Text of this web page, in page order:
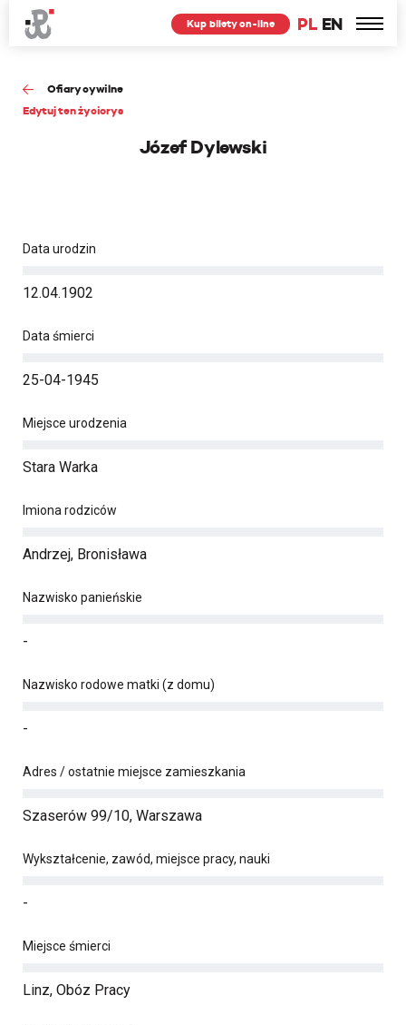
PL EN
Kup bilety on-line
Ofiary cywilne
Edytuj ten życiorys
Józef Dylewski
Data urodzin
12.04.1902
Data śmierci
25-04-1945
Miejsce urodzenia
Stara Warka
Imiona rodziców
Andrzej, Bronisława
Nazwisko panieńskie
-
Nazwisko rodowe matki (z domu)
-
Adres / ostatnie miejsce zamieszkania
Szaserów 99/10, Warszawa
Wykształcenie, zawód, miejsce pracy, nauki
-
Miejsce śmierci
Linz, Obóz Pracy